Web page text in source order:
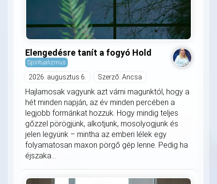
Elengedésre tanít a fogyó Hold
Spiritualizmus
2026. augusztus 6. Szerző: Ancsa
Hajlamosak vagyunk azt várni magunktól, hogy a
hét minden napján, az év minden percében a
legjobb formánkat hozzuk. Hogy mindig teljes
gőzzel pörögjünk, alkotjunk, mosolyogjunk és
jelen legyünk – mintha az emberi lélek egy
folyamatosan maxon pörgő gép lenne. Pedig ha
éjszaka...